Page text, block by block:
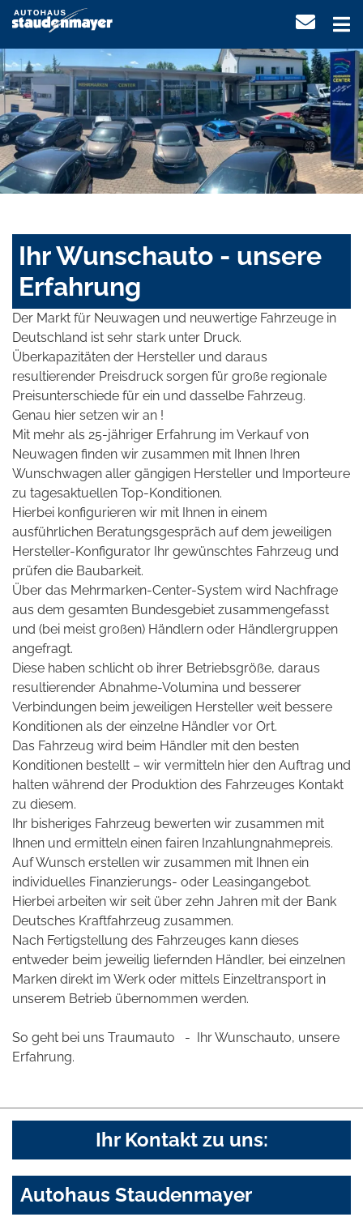
Ihr Wunschauto - unsere
Erfahrung
Der Markt für Neuwagen und neuwertige Fahrzeuge in
Deutschland ist sehr stark unter Druck.
Überkapazitäten der Hersteller und daraus
resultierender Preisdruck sorgen für große regionale
Preisunterschiede für ein und dasselbe Fahrzeug.
Genau hier setzen wir an !
Mit mehr als 25-jähriger Erfahrung im Verkauf von
Neuwagen finden wir zusammen mit Ihnen Ihren
Wunschwagen aller gängigen Hersteller und Importeure
zu tagesaktuellen Top-Konditionen.
Hierbei konfigurieren wir mit Ihnen in einem
ausführlichen Beratungsgespräch auf dem jeweiligen
Hersteller-Konfigurator Ihr gewünschtes Fahrzeug und
prüfen die Baubarkeit.
Über das Mehrmarken-Center-System wird Nachfrage
aus dem gesamten Bundesgebiet zusammengefasst
und (bei meist großen) Händlern oder Händlergruppen
angefragt.
Diese haben schlicht ob ihrer Betriebsgröße, daraus
resultierender Abnahme-Volumina und besserer
Verbindungen beim jeweiligen Hersteller weit bessere
Konditionen als der einzelne Händler vor Ort.
Das Fahrzeug wird beim Händler mit den besten
Konditionen bestellt – wir vermitteln hier den Auftrag und
halten während der Produktion des Fahrzeuges Kontakt
zu diesem.
Ihr bisheriges Fahrzeug bewerten wir zusammen mit
Ihnen und ermitteln einen fairen Inzahlungnahmepreis.
Auf Wunsch erstellen wir zusammen mit Ihnen ein
individuelles Finanzierungs- oder Leasingangebot.
Hierbei arbeiten wir seit über zehn Jahren mit der Bank
Deutsches Kraftfahrzeug zusammen.
Nach Fertigstellung des Fahrzeuges kann dieses
entweder beim jeweilig liefernden Händler, bei einzelnen
Marken direkt im Werk oder mittels Einzeltransport in
unserem Betrieb übernommen werden.
So geht bei uns Traumauto - Ihr Wunschauto, unsere
Erfahrung.
Ihr Kontakt zu uns:
Autohaus Staudenmayer